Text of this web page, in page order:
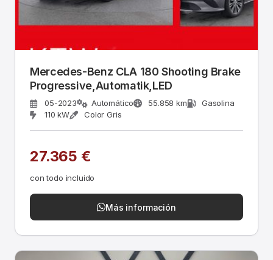
Mercedes-Benz CLA 180 Shooting Brake
Progressive,Automatik,LED
05-2023 Automático 55.858 km
Gasolina
110 kW
Color Gris
27.365 €
con todo incluido
Más información